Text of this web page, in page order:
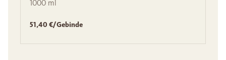
1000 ml
51,40 €/Gebinde